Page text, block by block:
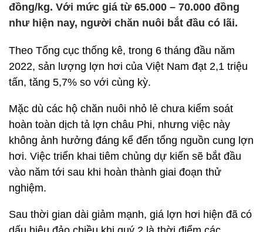
đồng/kg. Với mức giá từ 65.000 – 70.000 đồng
như hiện nay, người chăn nuôi bắt đầu có lãi.
Theo Tổng cục thống kê, trong 6 tháng đầu năm
2022, sản lượng lợn hơi của Việt Nam đạt 2,1 triệu
tấn, tăng 5,7% so với cùng kỳ.
Mặc dù các hộ chăn nuôi nhỏ lẻ chưa kiểm soát
hoàn toàn dịch tả lợn châu Phi, nhưng việc này
không ảnh hưởng đáng kể đến tổng nguồn cung lợn
hơi. Việc triển khai tiêm chủng dự kiến sẽ bắt đầu
vào năm tới sau khi hoàn thành giai đoạn thử
nghiệm.
Sau thời gian dài giảm mạnh, giá lợn hơi hiện đã có